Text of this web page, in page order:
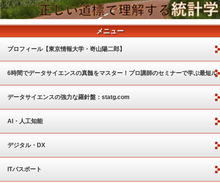
メニュー
プロフィール【東京情報大学・嵜山陽二郎】
6時間でデータサイエンスの真髄をマスター！プロ講師のセミナーで学ぶ最短ル
ート
データサイエンスの強力な羅針盤：statg.com
AI・人工知能
デジタル・DX
ITパスポート